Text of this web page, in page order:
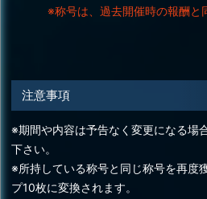
※称号は、過去開催時の報酬と
注意事項
※期間や内容は予告なく変更になる場
下さい。
※所持している称号と同じ称号を再度
プ10枚に変換されます。